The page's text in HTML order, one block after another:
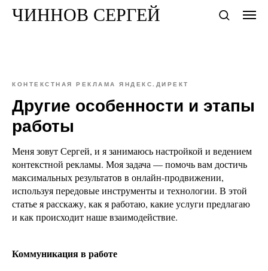
ЧИННОВ СЕРГЕЙ
КОНТЕКСТНАЯ РЕКЛАМА ЯНДЕКС.ДИРЕКТ
Другие особенности и этапы
работы
Меня зовут Сергей, и я занимаюсь настройкой и ведением
контекстной рекламы. Моя задача — помочь вам достичь
максимальных результатов в онлайн-продвижении,
используя передовые инструменты и технологии. В этой
статье я расскажу, как я работаю, какие услуги предлагаю
и как происходит наше взаимодействие.
Коммуникация в работе